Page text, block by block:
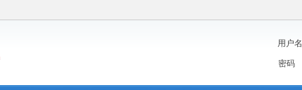
用户名
密码